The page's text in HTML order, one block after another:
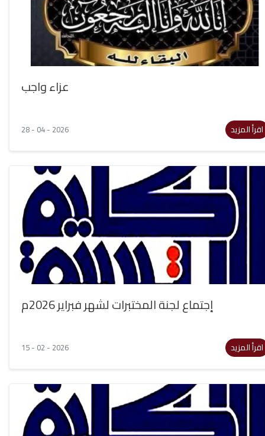
عزاء واجب
28 - 04 - 2026 اقرأ المزيد
إجتماع لجنة المختبرات لشهر فبراير 2026م
15 - 02 - 2026 اقرأ المزيد